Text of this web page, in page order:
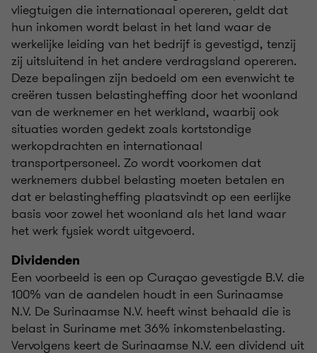
vliegtuigen die internationaal opereren, geldt dat
hun inkomen wordt belast in het land waar de
werkelijke leiding van het bedrijf is gevestigd, tenzij
zij uitsluitend in het andere verdragsland opereren.
Deze bepalingen zijn bedoeld om een evenwicht te
creëren tussen belastingheffing door het woonland
van de werknemer en het werkland, waarbij ook
situaties worden gedekt zoals kortstondige
werkopdrachten en internationaal
transportpersoneel. Zo wordt voorkomen dat
werknemers dubbel belasting moeten betalen en
dat er belastingheffing plaatsvindt op een eerlijke
basis voor zowel het woonland als het land waar
het werk fysiek wordt uitgevoerd.
Dividenden
Een voorbeeld is een op Curaçao gevestigde B.V. die
100% van de aandelen houdt in een Surinaamse
N.V. De Surinaamse N.V. heeft winst behaald die is
belast in Suriname met 36% inkomstenbelasting.
Vervolgens keert de Surinaamse N.V. een dividend uit